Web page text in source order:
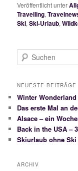
Veröffentlicht unter
Travelling,
Ski,Ski-Urlaub,
u
h
n
NEUESTE BEITRÄGE
Winter
Das erste Mal an
Alsace – ein
Back in the USA –
Skiurlaub ohne Ski
ARCHIV